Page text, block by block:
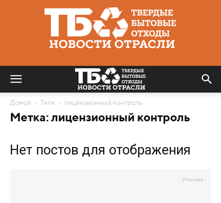
Твердые
бытовые
отходы
|
Домой Теги лицензионный контроль
Метка: лицензионный контроль
Нет постов для отображения
- Реклама -